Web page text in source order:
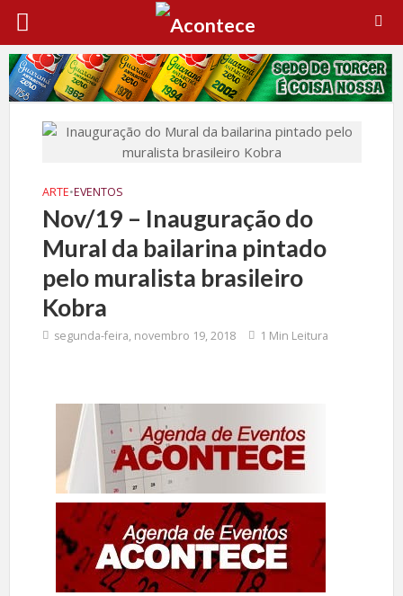
ARTE•EVENTOS
Nov/19 – Inauguração do
Mural da bailarina pintado
pelo muralista brasileiro
Kobra
segunda-feira, novembro 19, 2018 1 Min Leitura